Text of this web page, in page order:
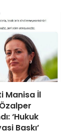
Manisa İl
‘Hukuk
Baskı’